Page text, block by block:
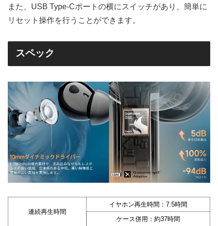
また、USB Type-Cポートの横にスイッチがあり、簡単に
リセット操作を行うことができます。
スペック
連続再生時間
イヤホン再生時間：7.5時間
ケース併用：約37時間